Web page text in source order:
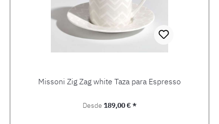
Missoni Zig Zag white Taza para Espresso
Precio normal:
Desde 189,00 € *